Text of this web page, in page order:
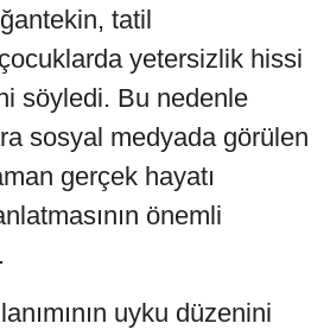
tatil
çocuklarda yetersizlik hissi
söyledi. Bu nedenle
sosyal medyada görülen
gerçek hayatı
önemli
uyku düzenini